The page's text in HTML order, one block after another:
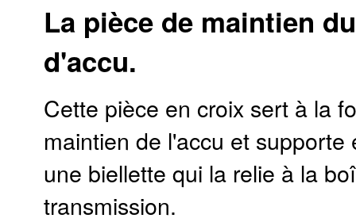
La pièce de maintien
d'accu.
Cette pièce en croix sert à la
maintien de l'accu et supporte
une biellette qui la relie à la
transmission.